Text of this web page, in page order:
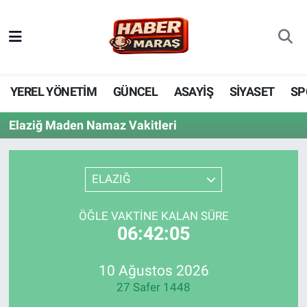
YEREL YÖNETİM GÜNCEL ASAYİŞ SİYASET
Elaziğ Maden Namaz Vakitleri
ELAZIĞ
ÖĞLE VAKTINE KALAN SÜRE
06:42:05
10 Ağustos 2026
27 Safer 1448
YEREL YÖNETİM
GÜNCEL
BİLİM VE TEKNOLOJİ
Nöbetçi Eczaneler
Hava Durumu
Trafik Durumu
Tüm Manşetler
Son Dakika Haberleri